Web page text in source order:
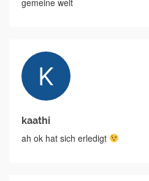
gemeine welt
kaathi
ah ok hat sich erledigt